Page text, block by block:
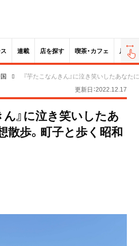
連載 店を探す 喫茶・カフェ 居酒屋
『芋たこなんきん』に泣き笑いしたあな
更新日：2022.12.17
ん』に泣き笑いしたあ
散歩。町子と歩く昭和